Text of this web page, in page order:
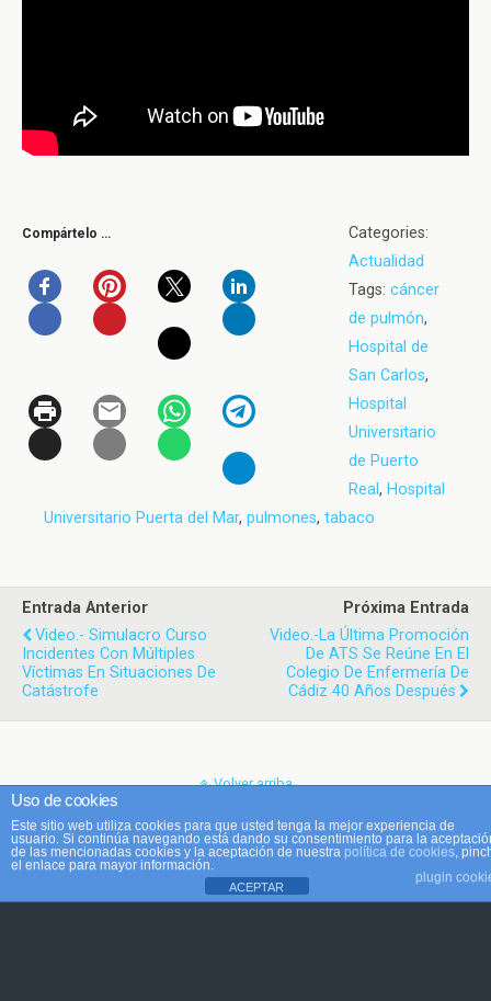
Compártelo …
Categories:
Actualidad
Tags: cáncer
de pulmón,
Hospital de
San Carlos,
Hospital
Universitario
de Puerto
Real, Hospital
Universitario Puerta del Mar, pulmones, tabaco
Entrada Anterior
Video.- Simulacro Curso
Incidentes Con Múltiples
Víctimas En Situaciones De
Catástrofe
Próxima Entrada
Video.-La Última Promoción
De ATS Se Reúne En El
Colegio De Enfermería De
Cádiz 40 Años Después
Volver arriba
Móvil Escritorio
Uso de cookies
Este sitio web utiliza cookies para que usted tenga la mejor experiencia de
usuario. Si continúa navegando está dando su consentimiento para la
de las mencionadas cookies y la aceptación de nuestra política de cookies,
el enlace para mayor información.
plugin
ACEPTAR